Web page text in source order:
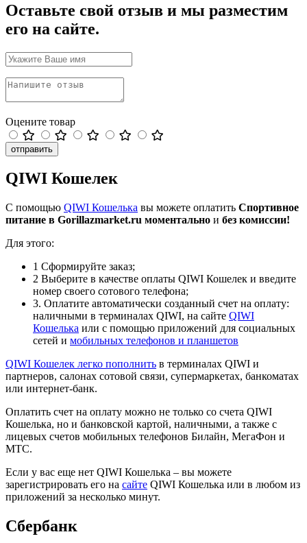
Оставьте свой отзыв и мы разместим
его на сайте.
Оцените товар
отправить
QIWI Кошелек
С помощью QIWI Кошелька вы можете оплатить Спортивное
питание в Gorillazmarket.ru моментально и без комиссии!
Для этого:
1 Сформируйте заказ;
2 Выберите в качестве оплаты QIWI Кошелек и введите
номер своего сотового телефона;
3. Оплатите автоматически созданный счет на оплату:
наличными в терминалах QIWI, на сайте QIWI
Кошелька или с помощью приложений для социальных
сетей и мобильных телефонов и планшетов
QIWI Кошелек легко пополнить в терминалах QIWI и
партнеров, салонах сотовой связи, супермаркетах, банкоматах
или интернет-банк.
Оплатить счет на оплату можно не только со счета QIWI
Кошелька, но и банковской картой, наличными, а также с
лицевых счетов мобильных телефонов Билайн, МегаФон и
МТС.
Если у вас еще нет QIWI Кошелька – вы можете
зарегистрировать его на сайте QIWI Кошелька или в любом из
приложений за несколько минут.
Сбербанк